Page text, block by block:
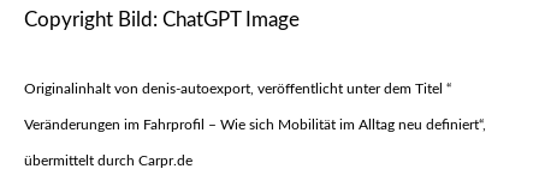
Copyright Bild: ChatGPT Image
Originalinhalt von denis-autoexport, veröffentlicht unter dem Titel “
Veränderungen im Fahrprofil – Wie sich Mobilität im Alltag neu definiert“,
übermittelt durch Carpr.de